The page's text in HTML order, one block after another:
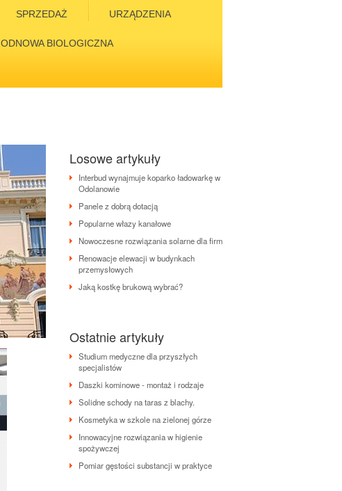
SPRZEDAŻ URZĄDZENIA
ODNOWA BIOLOGICZNA
Losowe artykuły
Interbud wynajmuje koparko ładowarkę w
Odolanowie
Panele z dobrą dotacją
Popularne włazy kanałowe
Nowoczesne rozwiązania solarne dla firm
Renowacje elewacji w budynkach
przemysłowych
Jaką kostkę brukową wybrać?
Ostatnie artykuły
Studium medyczne dla przyszłych
specjalistów
Daszki kominowe - montaż i rodzaje
Solidne schody na taras z blachy.
Kosmetyka w szkole na zielonej górze
Innowacyjne rozwiązania w higienie
spożywczej
Pomiar gęstości substancji w praktyce